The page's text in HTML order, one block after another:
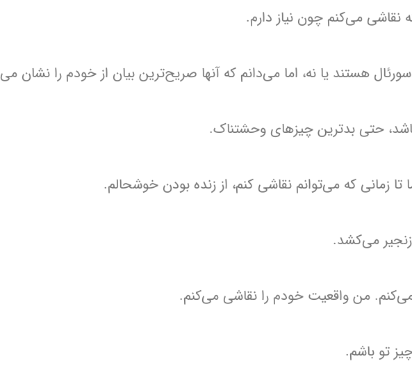
می‌کنم چون نیاز دارم.
هستند یا نه، اما می‌دانم که آنها صریح‌ترین بیان از خودم را نشان
حتی بدترین چیزهای وحشتناک.
زمانی که می‌توانم نقاشی کنم، از زنده بودن خوشحالم.
می‌کشد.
من واقعیت خودم را نقاشی می‌کنم.
تو باشم.